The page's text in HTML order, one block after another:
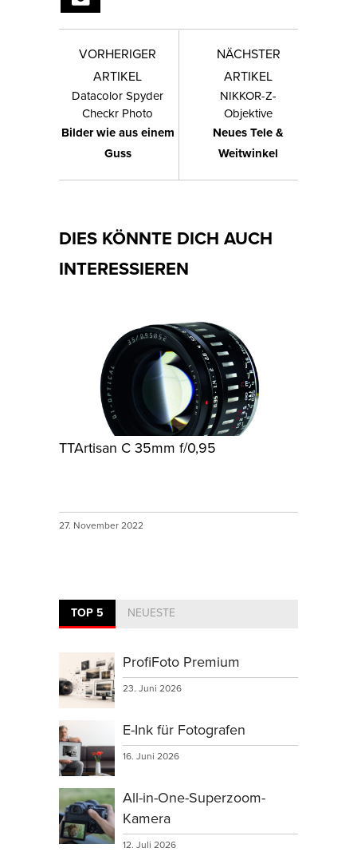
VORHERIGER
ARTIKEL
Datacolor Spyder
Checkr Photo
Bilder wie aus einem
Guss
NÄCHSTER
ARTIKEL
NIKKOR-Z-
Objektive
Neues Tele &
Weitwinkel
DIES KÖNNTE DICH AUCH
INTERESSIEREN
TTArtisan C 35mm f/0,95
27. November 2022
TOP 5 NEUESTE
ProfiFoto Premium
23. Juni 2026
E-Ink für Fotografen
16. Juni 2026
All-in-One-Superzoom-
Kamera
12. Juli 2026